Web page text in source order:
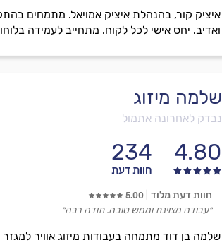
איציק קור, בהנהלת איציק אמויאל. מתמחים
ואדיב. יחס אישי לכל לקוח. מתחייב לעמידה
שלמה מיזוג
נבדק לאחרונה אתמול
4.80
234
חוות דעת
שלמה בן דוד מתמחה בעבודות מיזוג אוויר למגזר
חוות דעת מלוד 5.00
״עבודה מצוינת וממש טובה. תודה רבה״